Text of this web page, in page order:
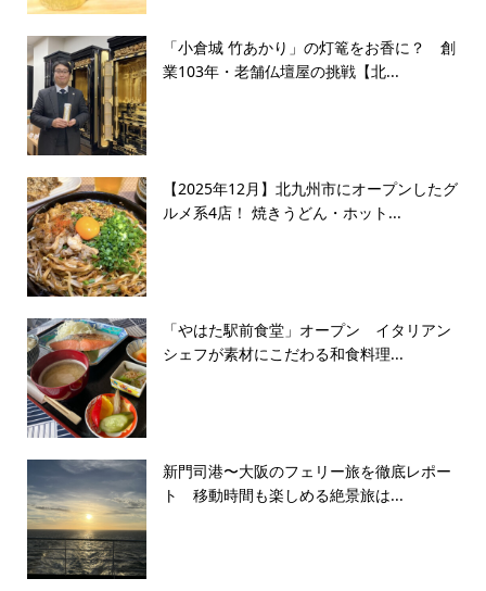
「小倉城 竹あかり」の灯篭をお香に？ 創
業103年・老舗仏壇屋の挑戦【北...
【2025年12月】北九州市にオープンしたグ
ルメ系4店！ 焼きうどん・ホット...
「やはた駅前食堂」オープン イタリアン
シェフが素材にこだわる和食料理...
新門司港〜大阪のフェリー旅を徹底レポー
ト 移動時間も楽しめる絶景旅は...